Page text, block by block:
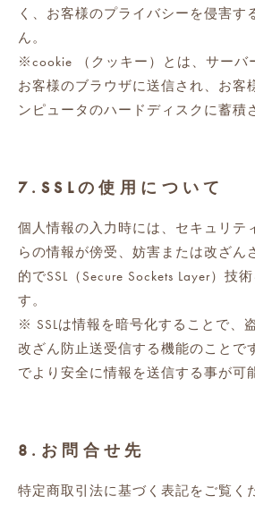
く、お客様のプライバシーを侵害す
ん。
※cookie （クッキー）とは、サーバ
お客様のブラウザに送信され、お客
ンピュータのハードディスクに蓄積
7.SSLの使用について
個人情報の入力時には、セキュリテ
らの情報が傍受、妨害または改ざん
的でSSL（Secure Sockets Layer）技
す。
※ SSLは情報を暗号化することで、
改ざん防止送受信する機能のことで
でより安全に情報を送信する事が可
8.お問合せ先
特定商取引法に基づく表記をご覧く